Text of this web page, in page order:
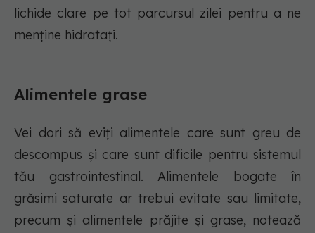
lichide clare pe tot parcursul zilei pentru a ne
menține hidratați.
Alimentele grase
Vei dori să eviți alimentele care sunt greu de
descompus și care sunt dificile pentru sistemul
tău gastrointestinal. Alimentele bogate în
grăsimi saturate ar trebui evitate sau limitate,
precum și alimentele prăjite și grase, notează